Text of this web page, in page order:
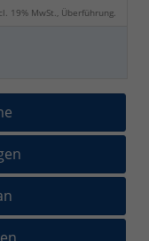
19% MwSt., Überführung.